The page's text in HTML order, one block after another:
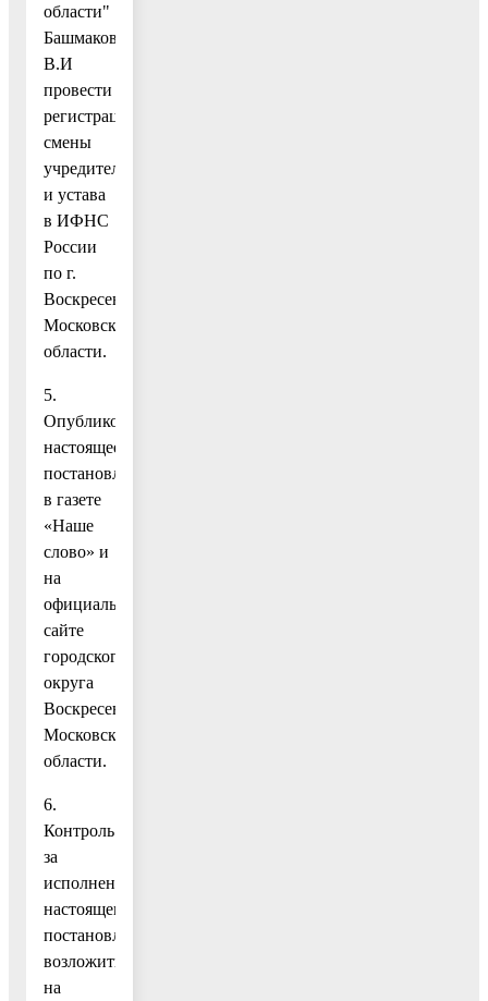
области"
Башмакову
В.И
провести
регистрацию
смены
учредителя
и устава
в ИФНС
России
по г.
Воскресенску
Московской
области.
5.
Опубликовать
настоящее
постановление
в газете
«Наше
слово» и
на
официальном
сайте
городского
округа
Воскресенск
Московской
области.
6.
Контроль
за
исполнением
настоящего
постановления
возложить
на